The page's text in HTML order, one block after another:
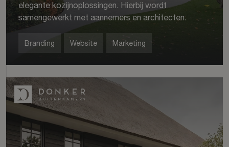
elegante kozijnoplossingen. Hierbij wordt
samengewerkt met aannemers en architecten.
Branding Website Marketing